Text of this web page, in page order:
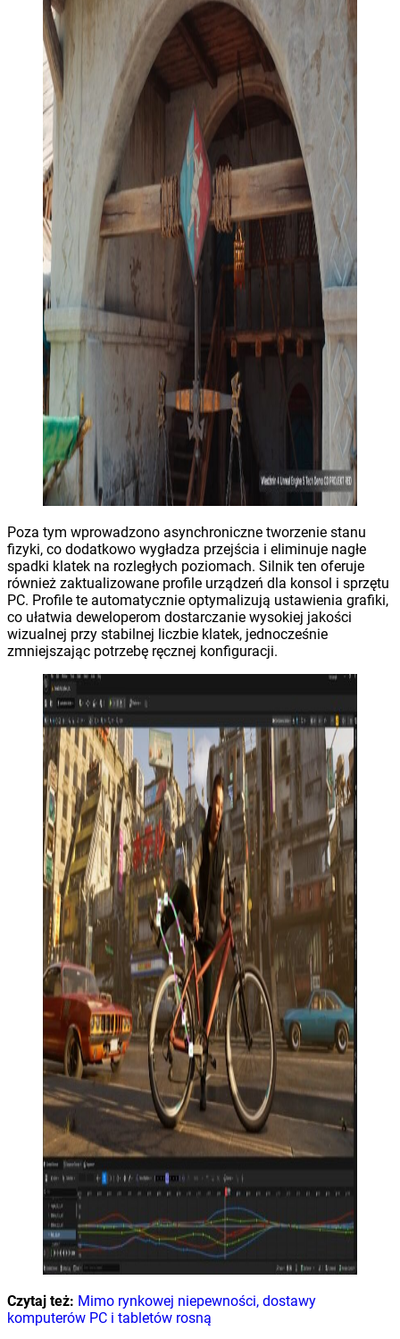
Poza tym wprowadzono asynchroniczne tworzenie stanu
fizyki, co dodatkowo wygładza przejścia i eliminuje nagłe
spadki klatek na rozległych poziomach. Silnik ten oferuje
również zaktualizowane profile urządzeń dla konsol i sprzętu
PC. Profile te automatycznie optymalizują ustawienia grafiki,
co ułatwia deweloperom dostarczanie wysokiej jakości
wizualnej przy stabilnej liczbie klatek, jednocześnie
zmniejszając potrzebę ręcznej konfiguracji.
Czytaj też: Mimo rynkowej niepewności, dostawy
komputerów PC i tabletów rosną